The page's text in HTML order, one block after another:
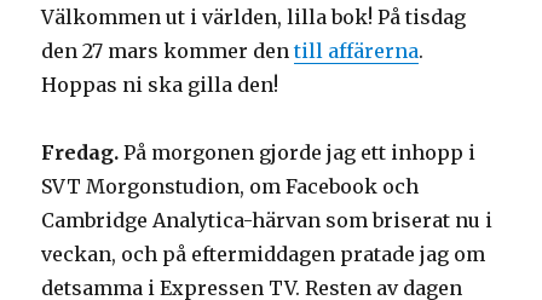
Välkommen ut i världen, lilla bok! På tisdag
den 27 mars kommer dentill affärerna.
Hoppas ni ska gilla den!
Fredag.På morgonen gjorde jag ett inhopp i
SVT Morgonstudion, om Facebook och
Cambridge Analytica-härvan som briserat nu i
veckan, och på eftermiddagen pratade jag om
detsamma i Expressen TV. Resten av dagen